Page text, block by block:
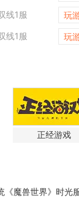
线1服
玩
线1服 玩
正经游戏
《魔兽世界》时光